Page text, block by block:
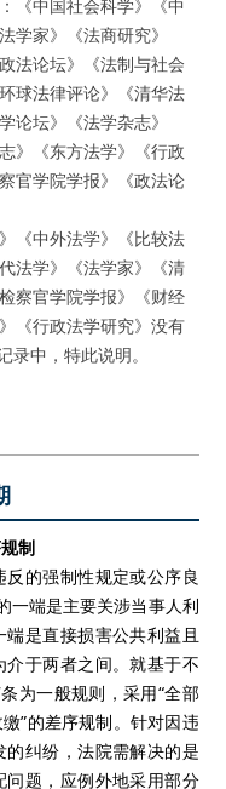
《中国社会科学》《中
学家》《法商研究》
法论坛》《法制与社会
球法律评论》《清华法
论坛》《法学杂志》
》《东方法学》《行政
官学院学报》《政法论
《中外法学》《比较法
法学》《法学家》《清
察官学院学报》《财经
《行政法学研究》没有
中，特此说明。
制
的强制性规定或公序良
一端是主要关涉当事人利
是直接损害公共利益且
于两者之间。就基于不
为一般规则，采用“全部
”的差序规制。针对因违
纠纷，法院需解决的是
题，应例外地采用部分